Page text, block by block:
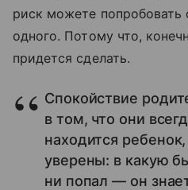
риск можете попробовать
одного. Потому что,
придется сделать.
Спокойствие
в том, что они
находится
уверены: в какую
ни попал — он